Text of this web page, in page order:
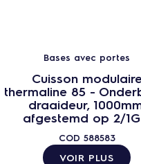
Bases avec portes
Cuisson
thermaline 85 -
draaideur,
afgestemd op 2/
COD 588583
VOIR PLUS